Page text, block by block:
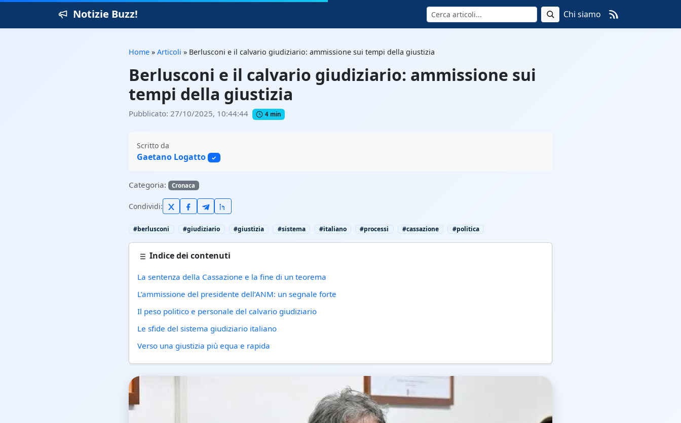
Notizie Buzz! Cerca Chi siamo
Home » Articoli » Berlusconi e il calvario giudiziario: ammissione sui tempi della giustizia
Berlusconi e il calvario giudiziario: ammissione sui
tempi della giustizia
Pubblicato: 27/10/2025, 10:44:44 4 min
Scritto da
Gaetano Logatto ✓
Categoria: Cronaca
Condividi:
#berlusconi #giudiziario #giustizia #sistema #italiano #processi #cassazione #politica
Indice dei contenuti
La sentenza della Cassazione e la fine di un teorema
L’ammissione del presidente dell’ANM: un segnale forte
Il peso politico e personale del calvario giudiziario
Le sfide del sistema giudiziario italiano
Verso una giustizia più equa e rapida